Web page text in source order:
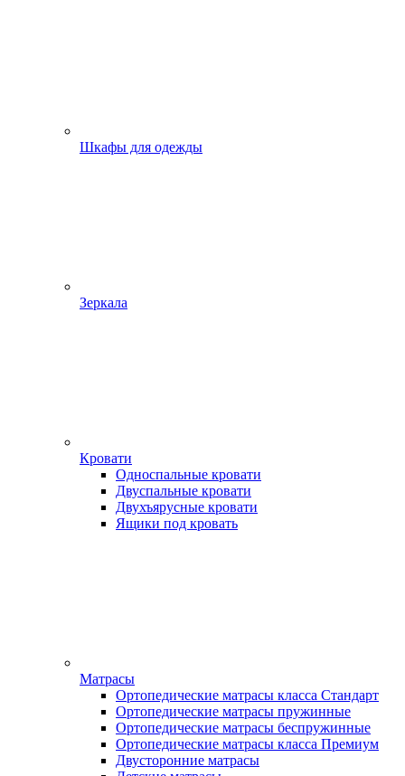
Шкафы для одежды
Зеркала
Кровати
Односпальные кровати
Двуспальные кровати
Двухъярусные кровати
Ящики под кровать
Матрасы
Ортопедические матрасы класса Стандарт
Ортопедические матрасы пружинные
Ортопедические матрасы беспружинные
Ортопедические матрасы класса Премиум
Двусторонние матрасы